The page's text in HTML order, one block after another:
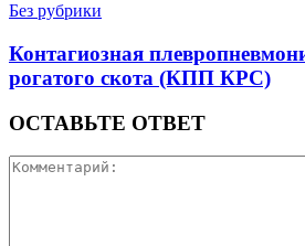
Без рубрики
Контагиозная
рогатого скота (КПП КРС)
ОСТАВЬТЕ ОТВЕТ